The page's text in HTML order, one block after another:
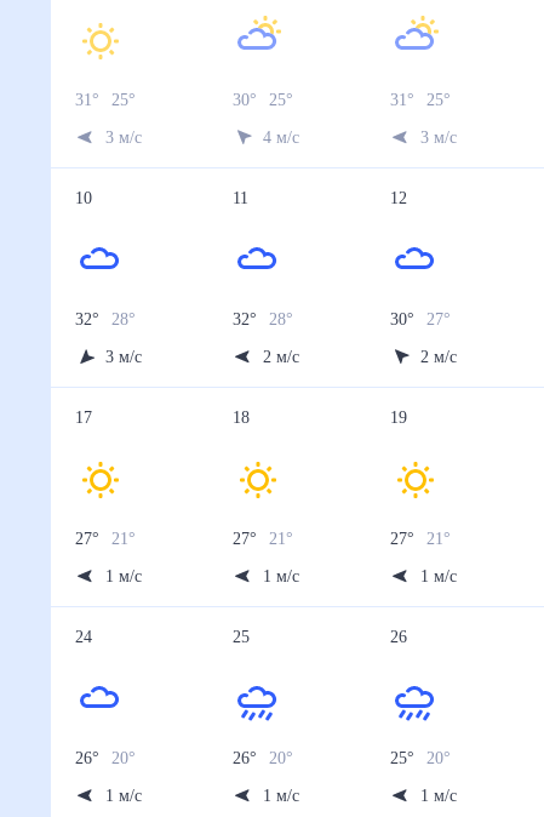
31° 25°
3 м/с
30° 25
4 м/с
31° 25°
3 м/с
10
32° 28
3 м/с
11
32° 28
2 м/с
12
30° 27
2 м/с
17
27° 21°
1 м/с
18
27° 21°
1 м/с
19
27° 21°
1 м/с
24
26° 20
1 м/с
25
26° 20
1 м/с
26
25° 20
1 м/с